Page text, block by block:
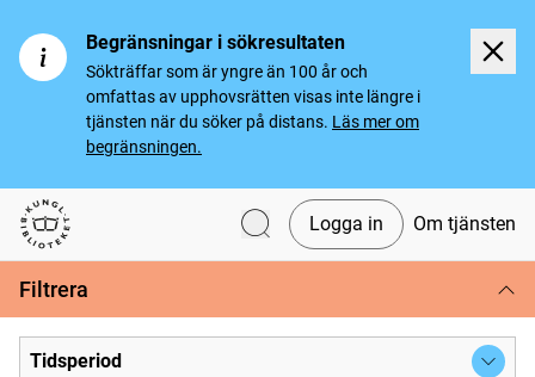
Begränsningar i sökresultaten
Sökträffar som är yngre än 100 år och
omfattas av upphovsrätten visas inte längre i
tjänsten när du söker på distans. Läs mer om
begränsningen.
Svenska tidningar
Logga in Om tjänsten
Filtrera
Tidsperiod